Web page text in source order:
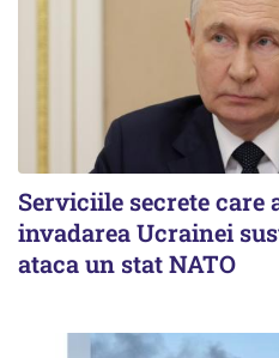
Serviciile secrete care
invadarea Ucrainei
ataca un stat NATO